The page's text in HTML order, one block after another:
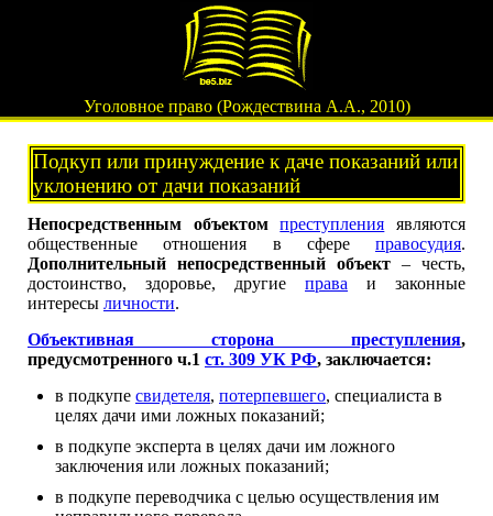
Уголовное право (Рождествина А.А., 2010)
Подкуп или принуждение к даче показаний или
уклонению от дачи показаний
Непосредственным объектом преступления являются
общественные отношения в сфере правосудия.
Дополнительный непосредственный объект – честь,
достоинство, здоровье, другие права и законные
интересы личности.
Объективная сторона преступления,
предусмотренного ч.1 ст. 309 УК РФ, заключается:
в подкупе свидетеля, потерпевшего, специалиста в
целях дачи ими ложных показаний;
в подкупе эксперта в целях дачи им ложного
заключения или ложных показаний;
в подкупе переводчика с целью осуществления им